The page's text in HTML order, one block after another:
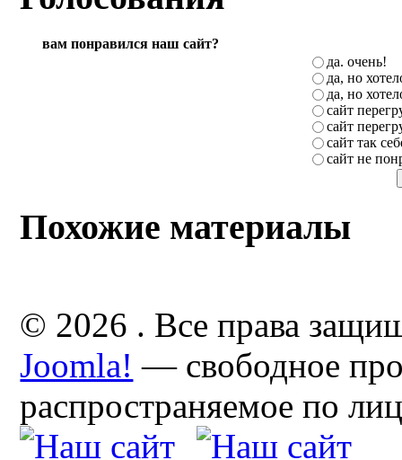
вам понравился наш сайт?
да. очень!
да, но
да, но
сайт
сайт
сайт так
сайт не
Похожие материалы
© 2026 . Все права
Joomla! — свободное
распространяемое по